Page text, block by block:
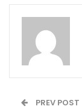
PREV POST